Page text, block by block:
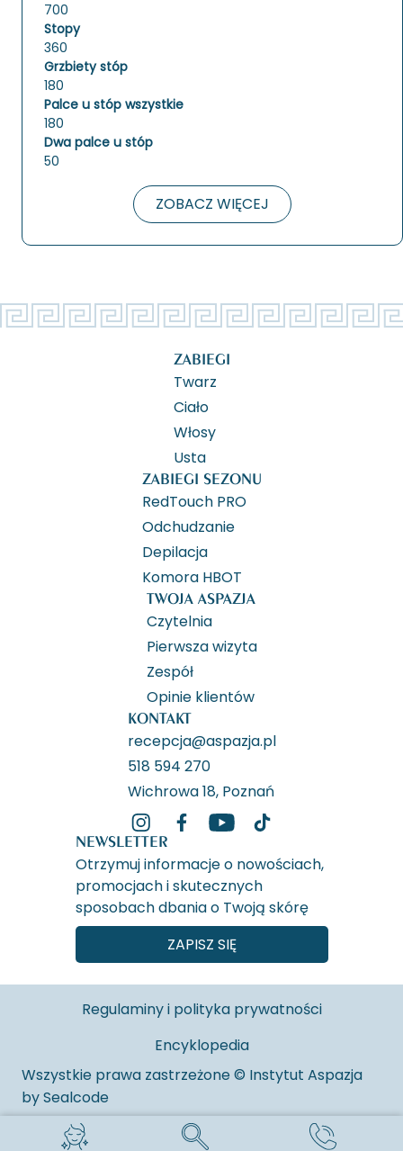
700
Stopy
360
Grzbiety stóp
180
Palce u stóp wszystkie
180
Dwa palce u stóp
50
ZABIEGI
Twarz
Ciało
Włosy
Usta
ZABIEGI SEZONU
RedTouch PRO
Odchudzanie
Depilacja
Komora HBOT
TWOJA ASPAZJA
Czytelnia
Pierwsza wizyta
Zespół
Opinie klientów
KONTAKT
recepcja@aspazja.pl
518 594 270
Wichrowa 18, Poznań
NEWSLETTER
Otrzymuj informacje o nowościach,
promocjach i skutecznych
sposobach dbania o Twoją skórę
ZAPISZ SIĘ
Regulaminy i polityka prywatności
Encyklopedia
Wszystkie prawa zastrzeżone © Instytut Aspazja
bySealcode